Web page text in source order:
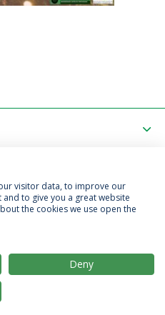
Termos & Condições
Católica Portuguesa
visitor data, to improve our
to give you a great website
the cookies we use open the
Deny